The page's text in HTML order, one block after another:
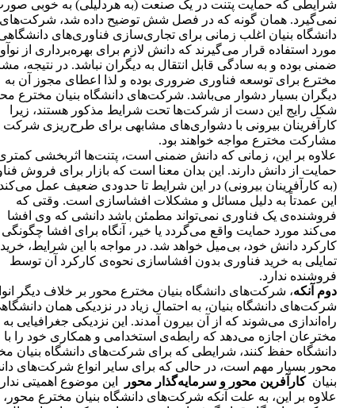
شرایطی که حمایت پتنت در یک صنعت (به هردلیلی) به خوبی
نمی‌گیرد. همان گونه که در فصل شش توضیح داده شد، شرکت‌های
دانشگاه بنیان اغلب زمانی برای تجاری‌سازی فناوری‌های
مورد استفاده قرار می‌گیرند که دانش لازم برای بهره‌برداری از
ضمنی بوده و به سادگی قابل انتقال به دیگران نباشد. در نتیجه،
مخترع برای توسعه فناوری ضروری بوده و لذا اعطای مجوز آن به
دیگران بسیار دشوار می‌باشد. شرکت‌های دانشگاه بنیان مخترع
شکل رایج این دست از شرکت‌ها تحت شرایط مذکور هستند، زیرا
کارآفرینان بیرونی با دشواری‌های مشابهی برای طرح‌ریزی شرکت
مشارکت مخترع مواجه خواهند بود.
علاوه بر این، زمانی که دانش ضمنی است، پتنت‌ها اثربخشی
حمایت از دانش دارند. این بدان معنا است که بازار برای فروش
(به کارآفرینان بیرونی) در این شرایط تا حدودی ضعیف عمل
این عمدتاً به دلیل مسائل و مشکلات افشاسازی است. وقتی که
فروشنده‌ی یک فناوری نمی‌تواند مطمئن باشد دانشی که وی افشا
می‌کند مورد حمایت واقع می‌گردد یا خیر، آنگاه برای افشا چگونگی
کارکرد دانش خود، بی‌میل خواهد شد. در مواجه با این شرایط،
تمایلی به خرید فناوری بدون افشا‌سازی نحوه‌ی کارکرد آن توسط
فروشنده ندارد.
دوم آنکه، شرکت‌های دانشگاه بنیان مخترع محور بر خلاف دیگر
شرکت‌های دانشگاه بنیان، به احتمال زیاد در نزدیکی همان
راه‌اندازی می‌شوند که از آن بیرون آمدند. این نزدیکی جغرافیایی به
مخترعان اجازه می‌دهد که رابطه‌ی استخدامی و همکاری خود را با
دانشگاه حفظ کنند، شرایطی که برای شرکت‌های دانشگاه بنیان
محور بسیار مهم است، در حالی که برای سایر انواع شرکت‌های
بنیانکارآفرین محور و سرمایه‌گذار محور
این موضوع اهمیتی
علاوه بر این، به علت آنکه شرکت‌های دانشگاه بنیان مخترع محور،